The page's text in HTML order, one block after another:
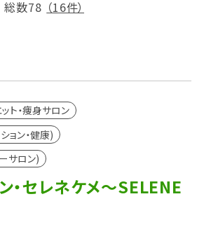
総数78 （16件）
ト・痩身サロン
ョン・健康)
サロン)
・セレネケメ～SELENE